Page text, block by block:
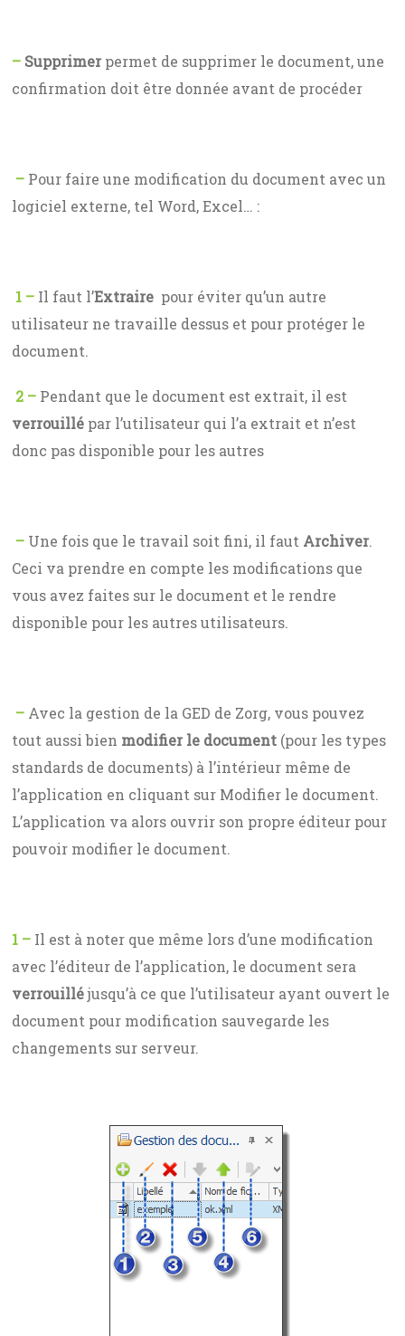
– Supprimer permet de supprimer le document, une
confirmation doit être donnée avant de procéder
– Pour faire une modification du document avec un
logiciel externe, tel Word, Excel… :
1 – Il faut l’Extraire pour éviter qu’un autre
utilisateur ne travaille dessus et pour protéger le
document.
2 – Pendant que le document est extrait, il est
verrouillé par l’utilisateur qui l’a extrait et n’est
donc pas disponible pour les autres
– Une fois que le travail soit fini, il faut Archiver.
Ceci va prendre en compte les modifications que
vous avez faites sur le document et le rendre
disponible pour les autres utilisateurs.
– Avec la gestion de la GED de Zorg, vous pouvez
tout aussi bien modifier le document (pour les types
standards de documents) à l’intérieur même de
l’application en cliquant sur Modifier le document.
L’application va alors ouvrir son propre éditeur pour
pouvoir modifier le document.
1 – Il est à noter que même lors d’une modification
avec l’éditeur de l’application, le document sera
verrouilléjusqu’à ce que l’utilisateur ayant ouvert le
document pour modification sauvegarde les
changements sur serveur.